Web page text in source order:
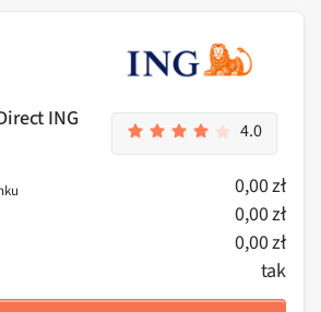
ING
4.0
0,00 zł
0,00 zł
0,00 zł
tak